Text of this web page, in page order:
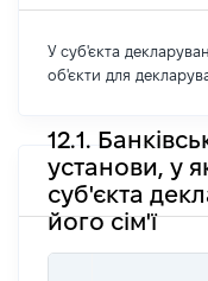
У суб'єкта
об'єкти для
12.1.
установи, у
суб'єкта
його сім'ї